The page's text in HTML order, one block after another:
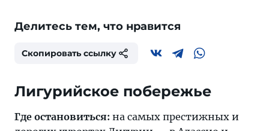
Делитесь тем, что нравится
Скопировать ссылку
Лигурийское побережье
Где остановиться: на самых престижных и